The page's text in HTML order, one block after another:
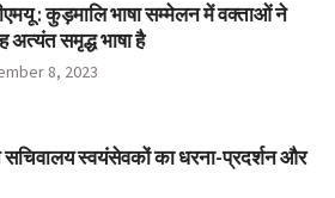
: कुड़मालि भाषा सम्मेलन में वक्ताओं ने
अत्यंत समृद्ध भाषा है
8, 2023
स्वयंसेवकों का धरना-प्रदर्शन और